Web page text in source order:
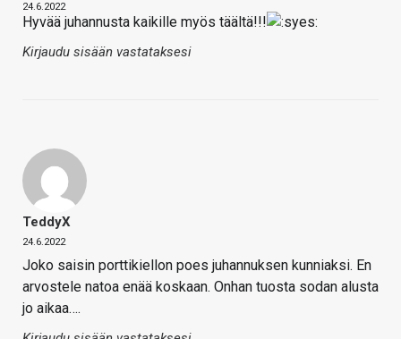
24.6.2022
Hyvää juhannusta kaikille myös täältä!!!
Kirjaudu sisään vastataksesi
TeddyX
24.6.2022
Joko saisin porttikiellon poes juhannuksen kunniaksi. En
arvostele natoa enää koskaan. Onhan tuosta sodan alusta
jo aikaa….